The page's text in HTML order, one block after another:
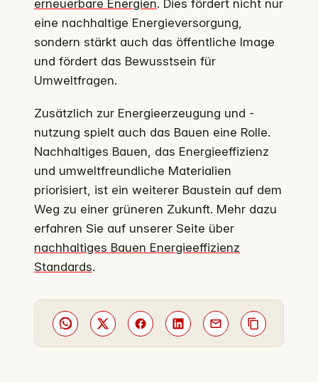
erneuerbare Energien. Dies fördert nicht nur
eine nachhaltige Energieversorgung,
sondern stärkt auch das öffentliche Image
und fördert das Bewusstsein für
Umweltfragen.
Zusätzlich zur Energieerzeugung und -
nutzung spielt auch das Bauen eine Rolle.
Nachhaltiges Bauen, das Energieeffizienz
und umweltfreundliche Materialien
priorisiert, ist ein weiterer Baustein auf dem
Weg zu einer grüneren Zukunft. Mehr dazu
erfahren Sie auf unserer Seite über
nachhaltiges Bauen Energieeffizienz
Standards.